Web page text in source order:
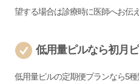
望する場合は診療時に医師へお伝
低用量ピルなら初月
低用量ピルの定期便プランなら5